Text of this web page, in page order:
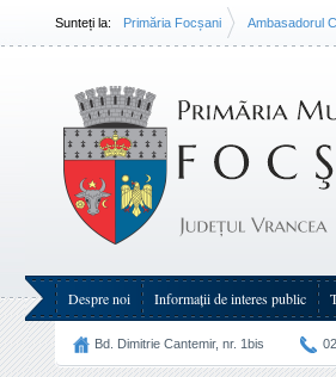
Sunteți la: Primăria Focșani Ambasadorul
Despre noi Informații de interes public
Bd. Dimitrie Cantemir, nr. 1bis